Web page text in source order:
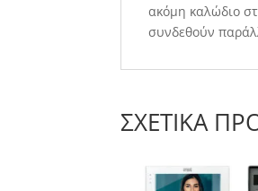
ακόμη καλώδιο
συνδεθούν
ΣΧΕΤΙΚΆ